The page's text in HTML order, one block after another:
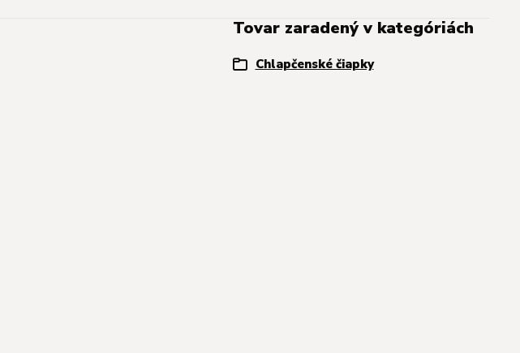
Tovar zaradený v kategóriách
Chlapčenské čiapky